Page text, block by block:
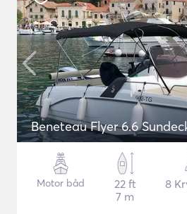
Beneteau Flyer 6.6
Motor båd
22 ft
7 m
8